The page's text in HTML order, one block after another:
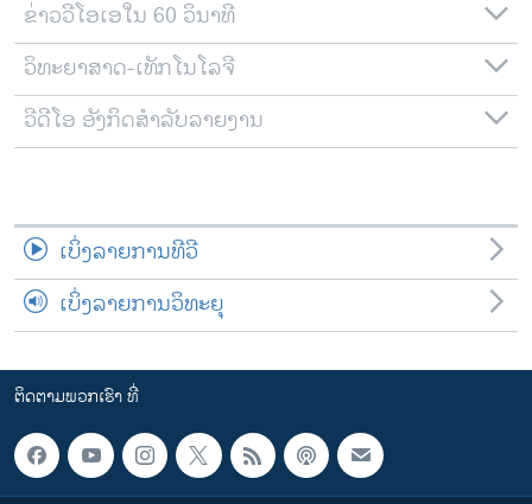
ລາຍງານ
ພາສາຕ່າງໆ
ຂ່າວວີໂອເອໃນ 60 ວິນາທີ
ວິທະຍາສາດ-ເທັກໂນໂລຈີ
ວີດີໂອ ອັງກິດສຳລັບລາຍງານ
ເບິ່ງລາຍການທີວີ
ເບິ່ງລາຍການວິທະຍຸ
ຕິດຕາມພວກເຮົາ ທີ່